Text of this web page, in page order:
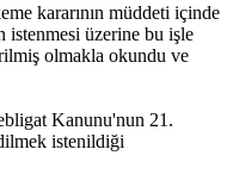
kararının müddeti içinde
istenmesi üzerine bu işle
olmakla okundu ve
Kanunu'nun 21.
istenildiği